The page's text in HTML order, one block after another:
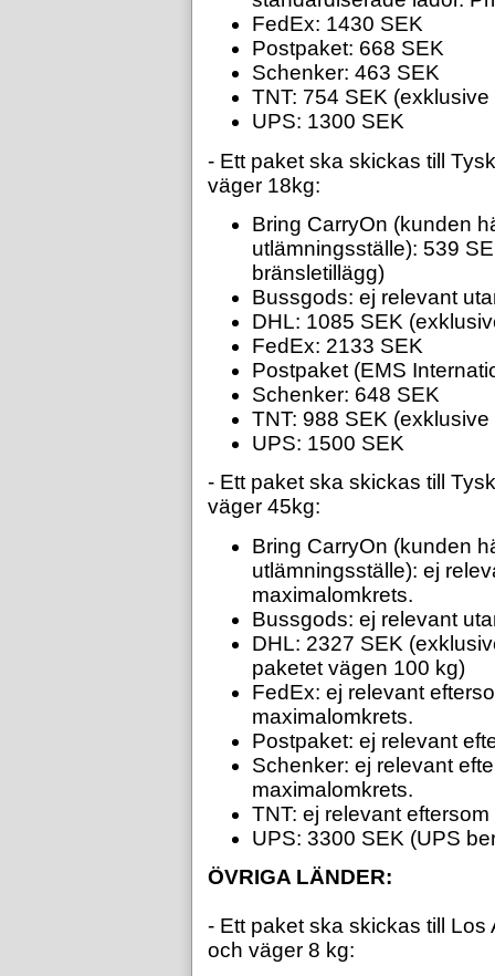
FedEx: 1430 SEK
Postpaket: 668 SEK
Schenker: 463 SEK
TNT: 754 SEK (exklusive
UPS: 1300 SEK
- Ett paket ska skickas till
väger 18kg:
Bring CarryOn (kunden
utlämningsställe): 539
bränsletillägg)
Bussgods: ej relevant
DHL: 1085 SEK
FedEx: 2133 SEK
Postpaket (EMS
Schenker: 648 SEK
TNT: 988 SEK (exklusive
UPS: 1500 SEK
- Ett paket ska skickas till
väger 45kg:
Bring CarryOn (kunden
utlämningsställe): ej
maximalomkrets.
Bussgods: ej relevant
DHL: 2327 SEK
paketet vägen 100 kg)
FedEx: ej relevant
maximalomkrets.
Postpaket: ej relevant
Schenker: ej relevant
maximalomkrets.
TNT: ej relevant
UPS: 3300 SEK (UPS
ÖVRIGA LÄNDER:
- Ett paket ska skickas till
och väger 8 kg: